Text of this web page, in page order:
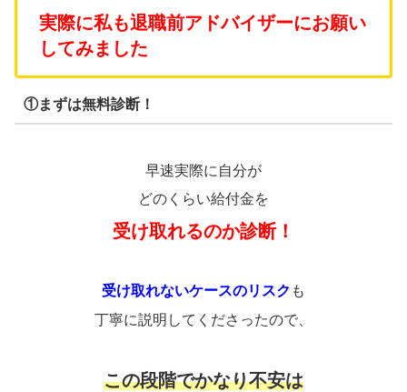
実際に私も退職前アドバイザーにお願い
してみました
①まずは無料診断！
早速実際に自分が
どのくらい給付金を
受け取れるのか診断！
受け取れないケースのリスク も
丁寧に説明してくださったので、
この段階でかなり不安は